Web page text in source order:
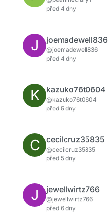
před 4 dny
J joemadewell836
@joemadewell836
před 4 dny
K kazuko76t0604
@kazuko76t0604
před 5 dny
C cecilcruz35835
@cecilcruz35835
před 5 dny
J jewellwirtz766
@jewellwirtz766
před 6 dny